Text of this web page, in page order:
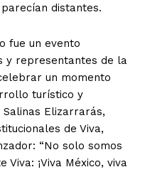
distantes.
fue un evento
y representantes de la
un momento
turístico y
Salinas Elizarrarás,
de Viva,
“No solo somos
Viva: ¡Viva México, viva